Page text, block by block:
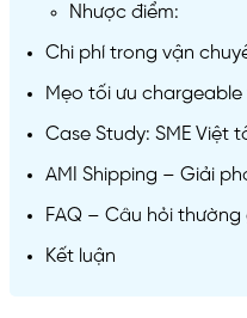
Nhược điểm:
Chi phí trong vận
Mẹo tối ưu
Case Study: SME Việt
AMI Shipping – Giải
FAQ – Câu hỏi thường
Kết luận